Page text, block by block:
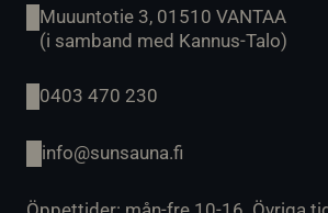
Muuuntotie 3, 01510 VANTAA
(i samband med Kannus-Talo)
0403 470 230
info@sunsauna.fi